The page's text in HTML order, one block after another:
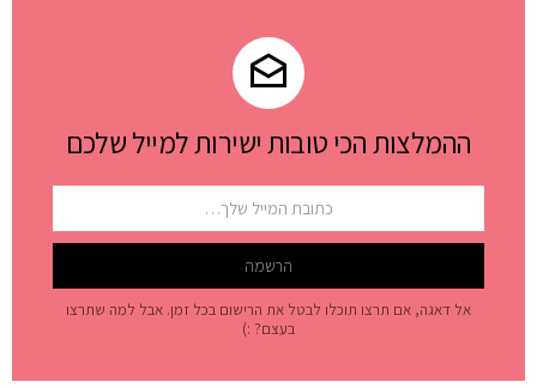
ההמלצות הכי טובות ישירות למייל שלכם
אל דאגה, אם תרצו תוכלו לבטל את הרישום בכל זמן. אבל למה שתרצו
בעצם? :)